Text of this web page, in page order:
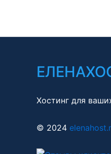
Хостинг для
© 2024